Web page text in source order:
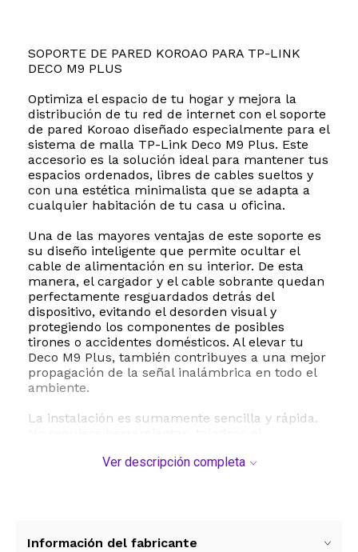
SOPORTE DE PARED KOROAO PARA TP-LINK
DECO M9 PLUS
Optimiza el espacio de tu hogar y mejora la
distribución de tu red de internet con el soporte
de pared Koroao diseñado especialmente para el
sistema de malla TP-Link Deco M9 Plus. Este
accesorio es la solución ideal para mantener tus
espacios ordenados, libres de cables sueltos y
con una estética minimalista que se adapta a
cualquier habitación de tu casa u oficina.
Una de las mayores ventajas de este soporte es
su diseño inteligente que permite ocultar el
cable de alimentación en su interior. De esta
manera, el cargador y el cable sobrante quedan
perfectamente resguardados detrás del
dispositivo, evitando el desorden visual y
protegiendo los componentes de posibles
tirones o accidentes domésticos. Al elevar tu
Deco M9 Plus, también contribuyes a una mejor
propagación de la señal inalámbrica en todo el
ambiente.
La instalación es sumamente sencilla y rápida.
de forma segura directamente al tomacorriente
equipo de red.
Ver descripción completa
Información del fabricante